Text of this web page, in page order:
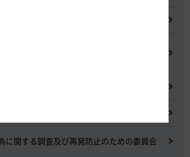
割引検討会
下面吹付コンクリートはく離・落下事象調査
ンネル照明灯具落下事象調査検討会
プの経営上の課題と取組み
に関する調査及び再発防止のための委員会